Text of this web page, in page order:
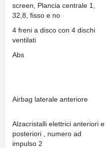
screen, Plancia centrale 1,
32,8, fisso e no
4 freni a disco con 4 dischi
ventilati
Abs
Airbag laterale anteriore
Alzacristalli elettrici anteriori e
posteriori , numero ad
impulso 2